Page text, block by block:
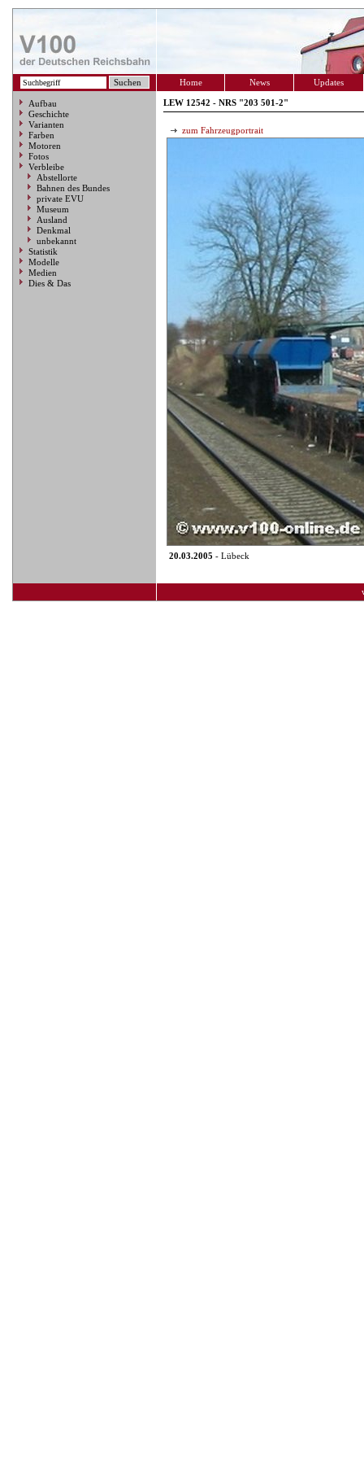
Home News Updates
Aufbau
Geschichte
Varianten
Farben
Motoren
Fotos
Verbleibe
Abstellorte
Bahnen des Bundes
private EVU
Museum
Ausland
Denkmal
unbekannt
Statistik
Modelle
Medien
Dies & Das
LEW 12542 - NRS "203 501-2"
zum Fahrzeugportrait
20.03.2005 - Lübeck